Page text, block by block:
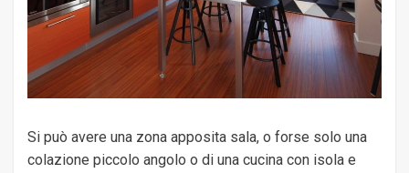
Si può avere una zona apposita sala, o forse solo una
colazione piccolo angolo o di una cucina con isola e